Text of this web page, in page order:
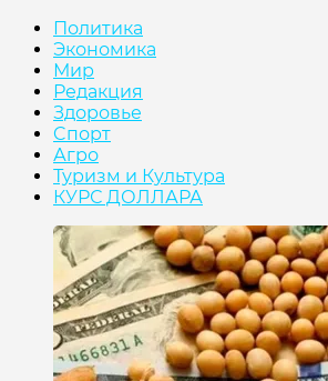
Политика
Экономика
Мир
Редакция
Здоровье
Cпорт
Агро
Туризм и Культура
КУРС ДОЛЛАРА